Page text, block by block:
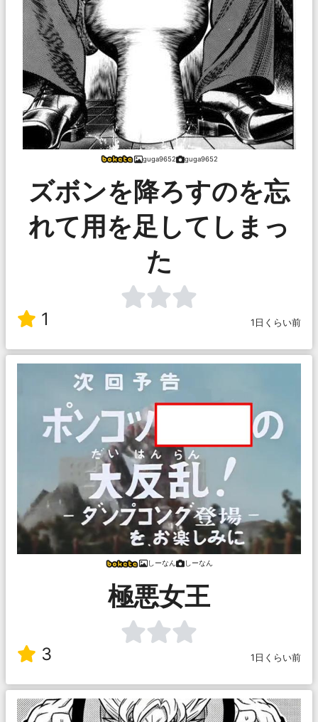
guga9652 guga9652
ズボンを降ろすのを忘
れて用を足してしまっ
た
1 1日くらい前
しーなん しーなん
極悪女王
3 1日くらい前